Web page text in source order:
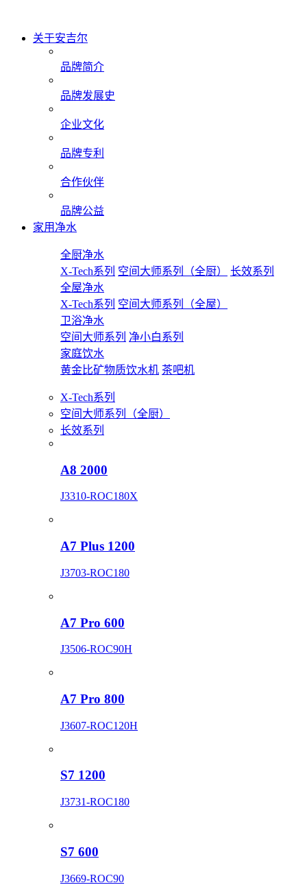
关于安吉尔
品牌简介
品牌发展史
企业文化
品牌专利
合作伙伴
品牌公益
家用净水
全厨净水
X-Tech系列 空间大师系列（全厨）
长效系列
全屋净水
X-Tech系列 空间大师系列（全屋）
卫浴净水
空间大师系列 净小白系列
家庭饮水
黄金比矿物质饮水机 茶吧机
X-Tech系列
空间大师系列（全厨）
长效系列
A8 2000
J3310-ROC180X
A7 Plus 1200
J3703-ROC180
A7 Pro 600
J3506-ROC90H
A7 Pro 800
J3607-ROC120H
S7 1200
J3731-ROC180
S7 600
J3669-ROC90